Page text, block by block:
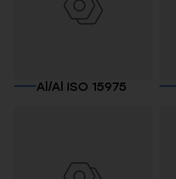
Al/Al ISO 15975